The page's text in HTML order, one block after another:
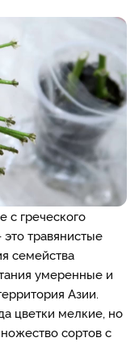
с греческого
травянистые
семейства
умеренные и
Азии.
цветки мелкие, но
сортов с